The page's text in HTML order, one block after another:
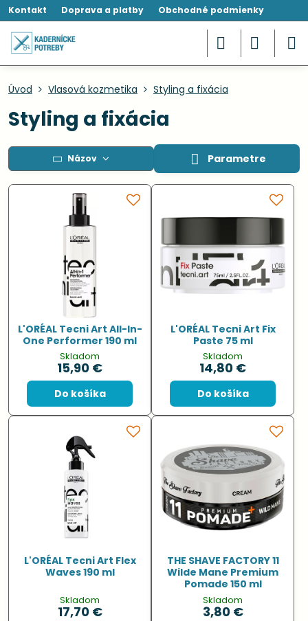
Kontakt Doprava a platby Obchodné podmienky
Úvod Vlasová kozmetika Styling a fixácia
Styling a fixácia
Názov Parametre
L'ORÉAL Tecni Art All-In-
One Performer 190 ml
Skladom
15,90 €
Do košíka
L'ORÉAL Tecni Art Fix
Paste 75 ml
Skladom
14,80 €
Do košíka
L'ORÉAL Tecni Art Flex
Waves 190 ml
Skladom
17,70 €
THE SHAVE FACTORY 11
Wilde Mane Premium
Pomade 150 ml
Skladom
3,80 €